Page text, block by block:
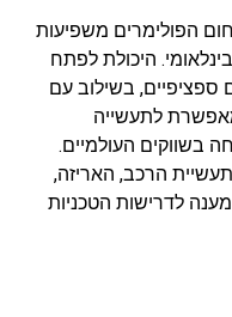
הפולימרים משפיעות
היכולת לפתח
ספציפיים, בשילוב עם
לתעשייה
בשווקים העולמיים.
הרכב, האריזה,
לדרישות הטכניות